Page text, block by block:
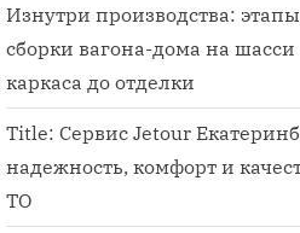
Изнутри производства: этапы
сборки вагона-дома на шасси
каркаса до отделки
Title: Сервис Jetour
надежность, комфорт и
ТО